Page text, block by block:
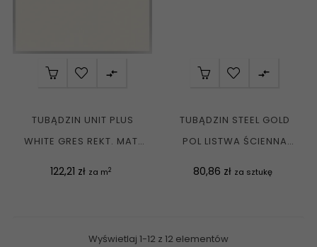

TUBĄDZIN UNIT PLUS
WHITE GRES REKT. MAT.
Cena
122,21 zł za m2

TUBĄDZIN STEEL GOLD
POL LISTWA ŚCIENNA
Cena
80,86 zł za sztukę
Wyświetlaj 1-12 z 12 elementów